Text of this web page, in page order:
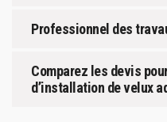
Professionnel des
Comparez les devis
d’installation de velux